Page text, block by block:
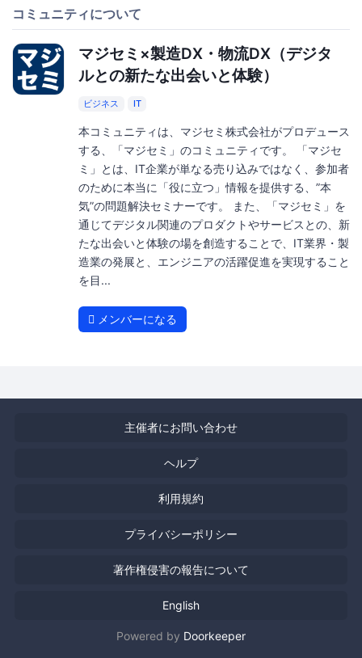
コミュニティについて
マジセミ×製造DX・物流DX（デジタ
ルとの新たな出会いと体験）
ビジネス IT
本コミュニティは、マジセミ株式会社がプロデュース
する、「マジセミ」のコミュニティです。 「マジセ
ミ」とは、IT企業が単なる売り込みではなく、参加者
のために本当に「役に立つ」情報を提供する、”本
気”の問題解決セミナーです。 また、「マジセミ」を
通じてデジタル関連のプロダクトやサービスとの、新
たな出会いと体験の場を創造することで、IT業界・製
造業の発展と、エンジニアの活躍促進を実現すること
を目...
メンバーになる
主催者にお問い合わせ
ヘルプ
利用規約
プライバシーポリシー
著作権侵害の報告について
English
Powered by Doorkeeper